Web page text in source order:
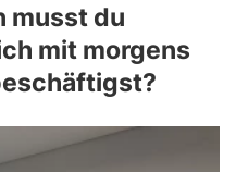
musst du
mit morgens